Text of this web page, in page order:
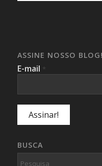
ASSINE NOSSO BLOG!
E-mail *
BUSCA